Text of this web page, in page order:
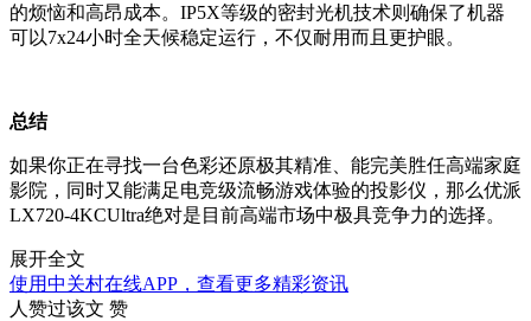
的烦恼和高昂成本。IP5X等级的密封光机技术则确保了机器
可以7x24小时全天候稳定运行，不仅耐用而且更护眼。
总结
如果你正在寻找一台色彩还原极其精准、能完美胜任高端家庭
影院，同时又能满足电竞级流畅游戏体验的投影仪，那么优派
LX720-4KCUltra绝对是目前高端市场中极具竞争力的选择。
展开全文
使用中关村在线APP，查看更多精彩资讯
人赞过该文 赞